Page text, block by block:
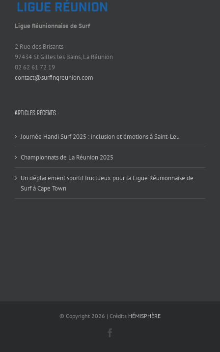
Ligue Réunionnaise de Surf
2 Rue des Brisants
97434 St Gilles les Bains, La Réunion
02 62 61 72 19
contact@surfingreunion.com
ARTICLES RÉCENTS
Journée Handi Surf 2025 : inclusion et émotions à Saint-Leu
Championnats de La Réunion 2025
Un déplacement sportif fructueux pour la Ligue Réunionnaise de
Surf à Cape Town
© Copyright 2026 | Crédits HÉMISPHÈRE